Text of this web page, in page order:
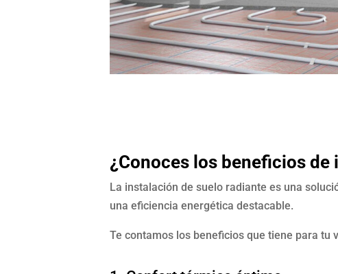
¿Conoces los beneficios
La instalación de suelo radiante es una
una eficiencia energética destacable.
Te contamos los beneficios que tiene para tu